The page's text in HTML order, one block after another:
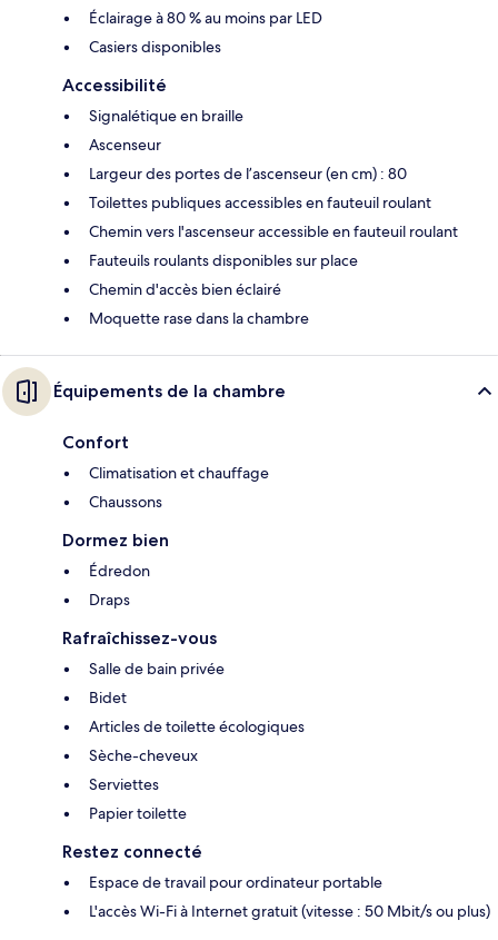
Éclairage à 80 % au moins par LED
Casiers disponibles
Accessibilité
Signalétique en braille
Ascenseur
Largeur des portes de l’ascenseur (en cm) : 80
Toilettes publiques accessibles en fauteuil roulant
Chemin vers l'ascenseur accessible en fauteuil roulant
Fauteuils roulants disponibles sur place
Chemin d'accès bien éclairé
Moquette rase dans la chambre
Équipements de la chambre
Confort
Climatisation et chauffage
Chaussons
Dormez bien
Édredon
Draps
Rafraîchissez-vous
Salle de bain privée
Bidet
Articles de toilette écologiques
Sèche-cheveux
Serviettes
Papier toilette
Restez connecté
Espace de travail pour ordinateur portable
L'accès Wi-Fi à Internet gratuit (vitesse : 50 Mbit/s ou plus)